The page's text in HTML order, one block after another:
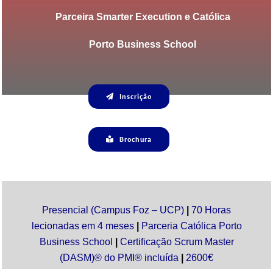
Parceira Smarter Execution e Católica
Porto Business School
Inscrição
Brochura
Presencial (Campus Foz – UCP)
70 Horas
lecionadas em 4 meses
Parceria Católica Porto
Business School
Certificação Scrum Master
(DASM)® do PMI® incluída 2600€